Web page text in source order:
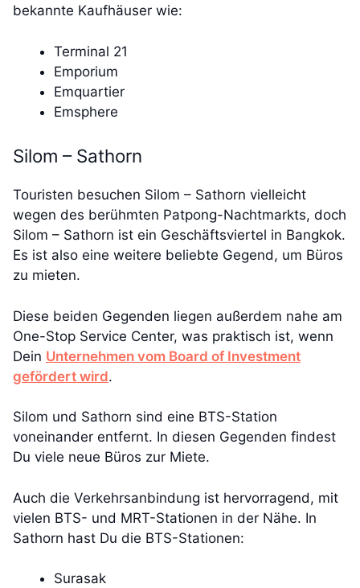
bekannte Kaufhäuser wie:
Terminal 21
Emporium
Emquartier
Emsphere
Silom – Sathorn
Touristen besuchen Silom – Sathorn vielleicht
wegen des berühmten Patpong-Nachtmarkts, doch
Silom – Sathorn ist ein Geschäftsviertel in Bangkok.
Es ist also eine weitere beliebte Gegend, um Büros
zu mieten.
Diese beiden Gegenden liegen außerdem nahe am
One-Stop Service Center, was praktisch ist, wenn
Dein Unternehmen vom Board of Investment
gefördert wird.
Silom und Sathorn sind eine BTS-Station
voneinander entfernt. In diesen Gegenden findest
Du viele neue Büros zur Miete.
Auch die Verkehrsanbindung ist hervorragend, mit
vielen BTS- und MRT-Stationen in der Nähe. In
Sathorn hast Du die BTS-Stationen:
Surasak